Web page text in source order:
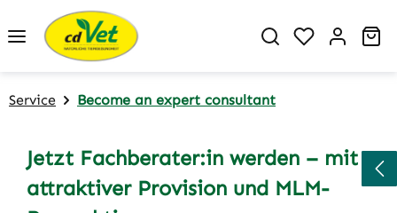
Skip to main content
You have 0
Service Become an expert consultant
Jetzt Fachberater:in werden – mit
attraktiver Provision und MLM-